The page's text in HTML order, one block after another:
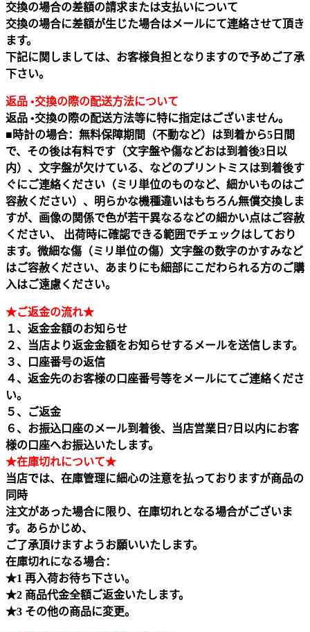
交換の場合の差額の請求または支払いについて
交換の場合に差額が生じた場合はメールにて連絡させて頂き
ます。
下記に関しましては、お客様負担となりますので予めご了承
下さい。
返品 •交換の際の配送方法について
返品 •交換の際の配送方法等に特に指定はございません。
■時計の場合：無料保障期間（不動など）は到着から5日間
で、その後は有料です（文字盤や傷などおは到着後3日以
内）、文字盤が欠けている、などのプリントミスは到着後す
ぐにご連絡ください（ミリ単位のものなど、細かいものはご
容赦ください）、明らかな機種違いはもちろん無償交換しま
すが、画像の関係で色が若干異なるなどの細かい点はご容赦
ください、 出荷時に確認できる範囲でチェックはしており
ます。微細な傷（ミリ単位の傷）文字盤の数字のかすみなど
はご容赦ください、あまりにも細部にこだわられる方のご購
入はご遠慮ください。
★ご返金の流れ★
１、返金金額のお知らせ
２、当店より返金金額をお知らせするメールを送信します。
３、口座番号の返信
４、返金先のお客様の口座番号等をメールにてご連絡くださ
い。
５、ご返金
６、お振込口座のメール到着後、当店営業日7日以内にお客
様の口座へお振込いたします。
★在庫切れについて★
当店では、在庫管理に細心の注意を払っておりますが商品の
同時
注文があった場合に限り、在庫切れとなる場合がございま
す。あらかじめ、
ご了承頂けますようお願いいたします。
在庫切れになる場合：
★1 再入荷お待ち下さい。
★2 商品代金全額ご返金いたします。
★3 その他の商品に変更。